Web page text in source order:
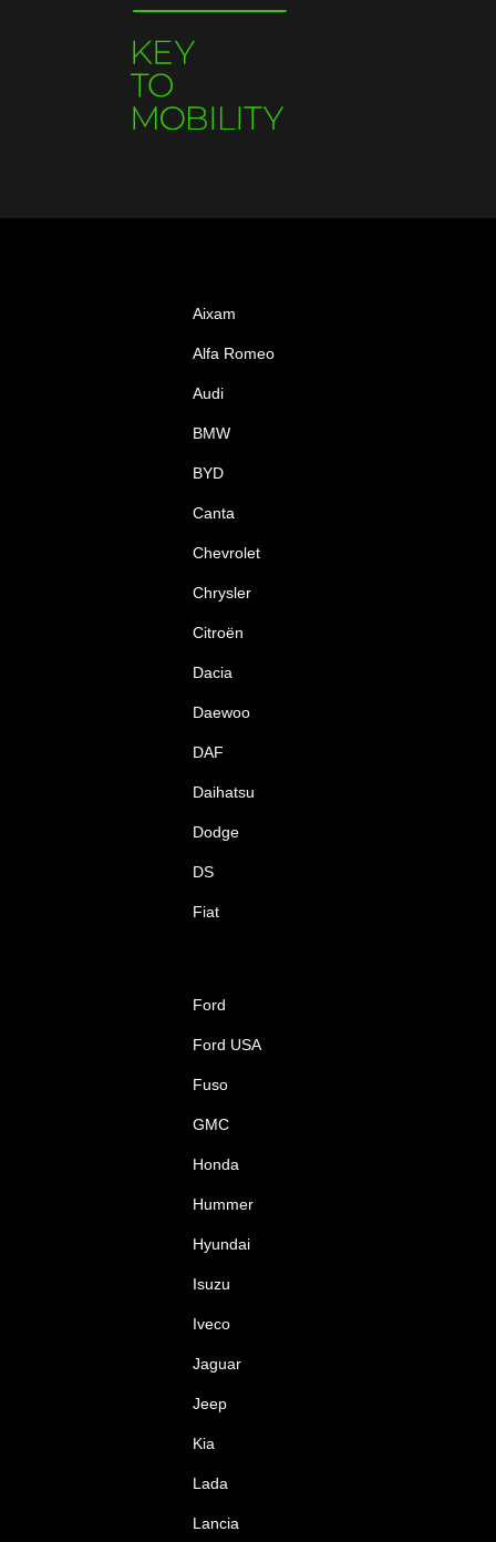
Aixam
Alfa Romeo
Audi
BMW
BYD
Canta
Chevrolet
Chrysler
Citroën
Dacia
Daewoo
DAF
Daihatsu
Dodge
DS
Fiat
Ford
Ford USA
Fuso
GMC
Honda
Hummer
Hyundai
Isuzu
Iveco
Jaguar
Jeep
Kia
Lada
Lancia